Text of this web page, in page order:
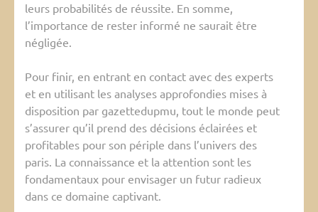
leurs probabilités de réussite. En somme,
l’importance de rester informé ne saurait être
négligée.
Pour finir, en entrant en contact avec des experts
et en utilisant les analyses approfondies mises à
disposition par gazettedupmu, tout le monde peut
s’assurer qu’il prend des décisions éclairées et
profitables pour son périple dans l’univers des
paris. La connaissance et la attention sont les
fondamentaux pour envisager un futur radieux
dans ce domaine captivant.